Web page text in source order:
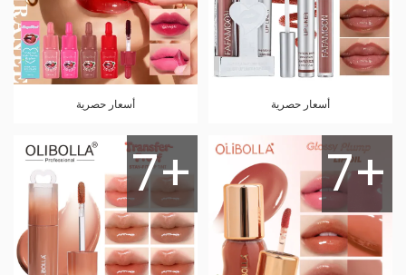
أسعار حصرية أسعار حصرية
7+
7+